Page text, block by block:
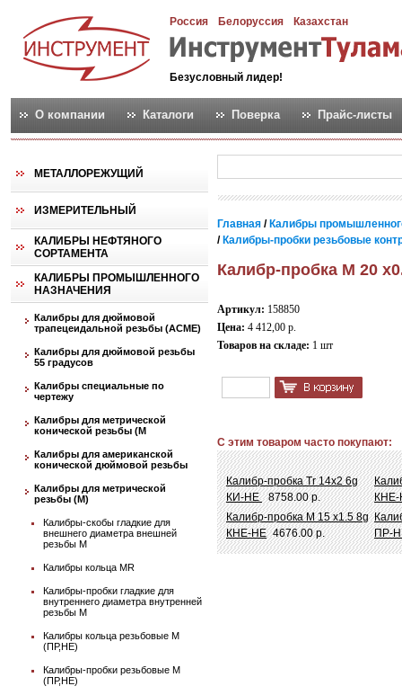
Россия Белоруссия Казахстан
Безусловный лидер!
О компании Каталоги Поверка Прайс-листы
МЕТАЛЛОРЕЖУЩИЙ
ИЗМЕРИТЕЛЬНЫЙ
КАЛИБРЫ НЕФТЯНОГО
СОРТАМЕНТА
КАЛИБРЫ ПРОМЫШЛЕННОГО
НАЗНАЧЕНИЯ
Калибры для дюймовой
трапецеидальной резьбы (АСМЕ)
Калибры для дюймовой резьбы
55 градусов
Калибры специальные по
чертежу
Калибры для метрической
конической резьбы (М
Калибры для американской
конической дюймовой резьбы
Калибры для метрической
резьбы (М)
Калибры-скобы гладкие для
внешнего диаметра внешней
резьбы М
Калибры кольца MR
Калибры-пробки гладкие для
внутреннего диаметра внутренней
резьбы М
Калибры кольца резьбовые М
(ПР,НЕ)
Калибры-пробки резьбовые М
(ПР,НЕ)
Главная / Калибры
/ Калибры-пробки резьбовые
Калибр-пробка М 20
Артикул: 158850
Цена: 4 412,00 р.
Товаров на складе: 1 шт
С этим товаром часто покупают:
Калибр-пробка Tr 14х2 6g
КИ-НЕ 8758.00 р.
Калибр-пробка М 15 х1.5 8g
КНЕ-НЕ 4676.00 р.
ПР-